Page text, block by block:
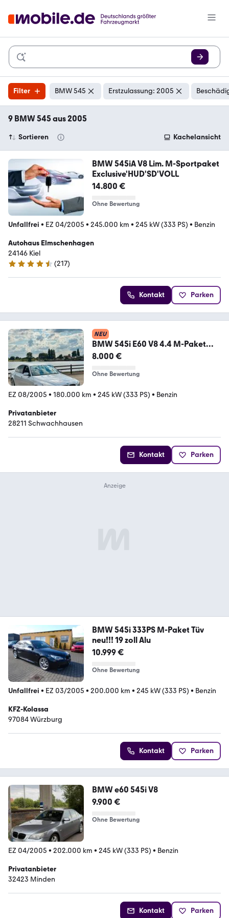
Filter BMW 545 Erstzulassung: 2005
9 BMW 545 aus 2005
Sortieren Kachelansicht
BMW 545iA V8 Lim. M-Sportpaket
Exclusive'HUD'SD'VOLL
14.800 €
Ohne Bewertung
Unfallfrei • EZ 04/2005 • 245.000 km • 245 kW (333 PS) • Benzin
Autohaus Elmschenhagen
24146 Kiel
4.7 Sterne
(217)
Kontakt Parken
NEU
BMW 545i E60 V8 4.4 M-Paket
Top Zustand
8.000 €
Ohne Bewertung
EZ 08/2005 • 180.000 km • 245 kW (333 PS) • Benzin
Privatanbieter
28211 Schwachhausen
Kontakt Parken
BMW 545i 333PS M-Paket Tüv
neu!!! 19 zoll Alu
10.999 €
Ohne Bewertung
Unfallfrei • EZ 03/2005 • 200.000 km • 245 kW (333 PS) • Benzin
KFZ-Kolassa
97084 Würzburg
Kontakt Parken
BMW e60 545i V8
9.900 €
Ohne Bewertung
EZ 04/2005 • 202.000 km • 245 kW (333 PS) • Benzin
Privatanbieter
32423 Minden
Kontakt Parken